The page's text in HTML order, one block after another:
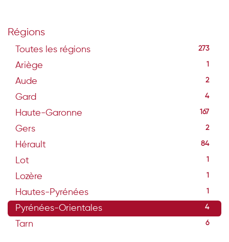
Régions
Toutes les régions 273
Ariège 1
Aude 2
Gard 4
Haute-Garonne 167
Gers 2
Hérault 84
Lot 1
Lozère 1
Hautes-Pyrénées 1
Pyrénées-Orientales 4
Tarn 6